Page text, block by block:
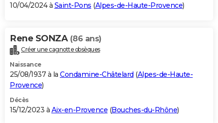
10/04/2024 à Saint-Pons (Alpes-de-Haute-Provence)
Rene SONZA (86 ans)
Créer une cagnotte obsèques
Naissance
25/08/1937 à la Condamine-Châtelard (Alpes-de-Haute-
Provence)
Décès
15/12/2023 à Aix-en-Provence (Bouches-du-Rhône)